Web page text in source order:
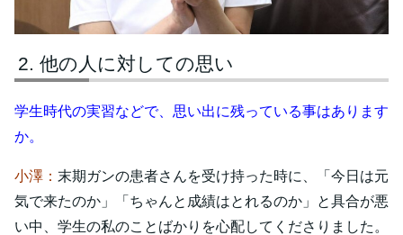
他の人に対しての思い
学生時代の実習などで、思い出に残っている事はあります
か。
小澤： 末期ガンの患者さんを受け持った時に、「今日は元
気で来たのか」「ちゃんと成績はとれるのか」と具合が悪
い中、学生の私のことばかりを心配してくださりました。